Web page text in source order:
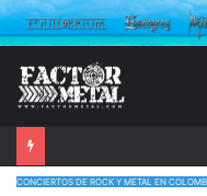
CONCIERTOS DE ROCK Y METAL EN